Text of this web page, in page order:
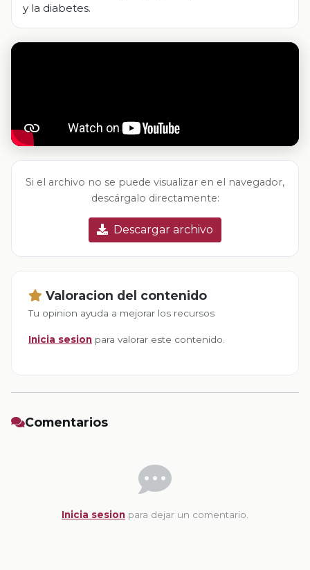
y la diabetes.
Si el archivo no se puede visualizar en el navegador,
descárgalo directamente:
Descargar archivo
Valoracion del contenido
Tu opinion ayuda a mejorar los recursos
Inicia sesion para valorar este contenido.
Comentarios
Inicia sesion para dejar un comentario.